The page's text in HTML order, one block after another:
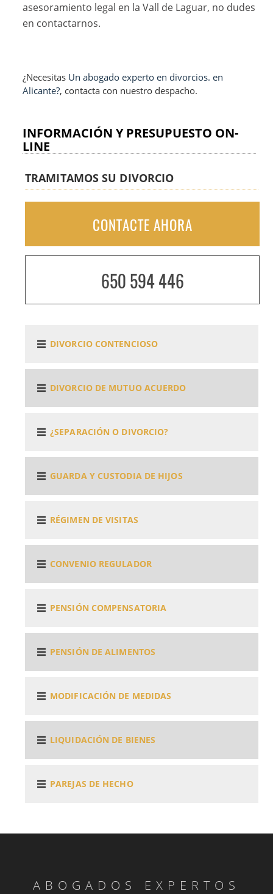
asesoramiento legal en la Vall de Laguar, no dudes
en contactarnos.
¿Necesitas Un abogado experto en divorcios. en
Alicante?, contacta con nuestro despacho.
INFORMACIÓN Y PRESUPUESTO ON-
LINE
TRAMITAMOS SU DIVORCIO
CONTACTE AHORA
650 594 446
DIVORCIO CONTENCIOSO
DIVORCIO DE MUTUO ACUERDO
¿SEPARACIÓN O DIVORCIO?
GUARDA Y CUSTODIA DE HIJOS
RÉGIMEN DE VISITAS
CONVENIO REGULADOR
PENSIÓN COMPENSATORIA
PENSIÓN DE ALIMENTOS
MODIFICACIÓN DE MEDIDAS
LIQUIDACIÓN DE BIENES
PAREJAS DE HECHO
ABOGADOS EXPERTOS